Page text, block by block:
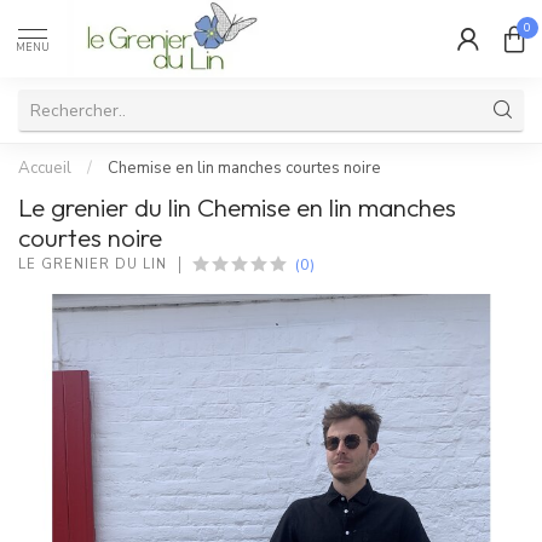
MENU
0
Accueil / Chemise en lin manches courtes noire
Le grenier du lin Chemise en lin manches
courtes noire
LE GRENIER DU LIN (0)